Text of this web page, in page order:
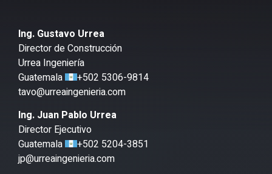
Ing. Gustavo Urrea
Director de Construcción
Urrea Ingeniería
Guatemala
+502 5306-9814
tavo@urreaingenieria.com
Ing. Juan Pablo Urrea
Director Ejecutivo
Guatemala
+502 5204-3851
jp@urreaingenieria.com